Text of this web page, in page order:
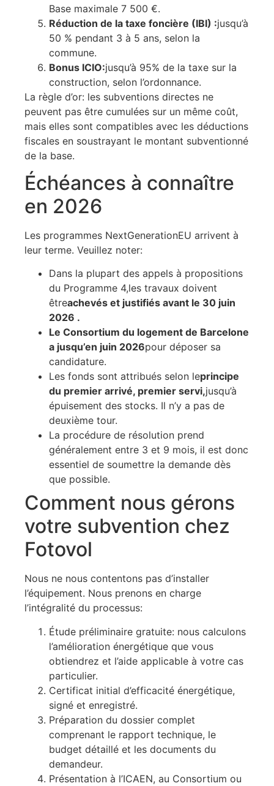
Base maximale 7 500 €.
Réduction de la taxe foncière (IBI) :jusqu’à
50 % pendant 3 à 5 ans, selon la
commune.
Bonus ICIO:jusqu’à 95% de la taxe sur la
construction, selon l’ordonnance.
La règle d’or: les subventions directes ne
peuvent pas être cumulées sur un même coût,
mais elles sont compatibles avec les déductions
fiscales en soustrayant le montant subventionné
de la base.
Échéances à connaître
en 2026
Les programmes NextGenerationEU arrivent à
leur terme. Veuillez noter:
Dans la plupart des appels à propositions
du Programme 4,les travaux doivent
êtreachevés et justifiés avant le 30 juin
2026 .
Le Consortium du logement de Barcelone
a jusqu’en juin 2026pour déposer sa
candidature.
Les fonds sont attribués selon leprincipe
du premier arrivé, premier servi,jusqu’à
épuisement des stocks. Il n’y a pas de
deuxième tour.
La procédure de résolution prend
généralement entre 3 et 9 mois, il est donc
essentiel de soumettre la demande dès
que possible.
Comment nous gérons
votre subvention chez
Fotovol
Nous ne nous contentons pas d’installer
l’équipement. Nous prenons en charge
l’intégralité du processus:
Étude préliminaire gratuite: nous calculons
l’amélioration énergétique que vous
obtiendrez et l’aide applicable à votre cas
particulier.
Certificat initial d’efficacité énergétique,
signé et enregistré.
Préparation du dossier complet
comprenant le rapport technique, le
budget détaillé et les documents du
demandeur.
Présentation à l’ICAEN, au Consortium ou